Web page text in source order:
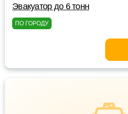
Эвакуатор до 6 тонн
ПО ГОРОДУ